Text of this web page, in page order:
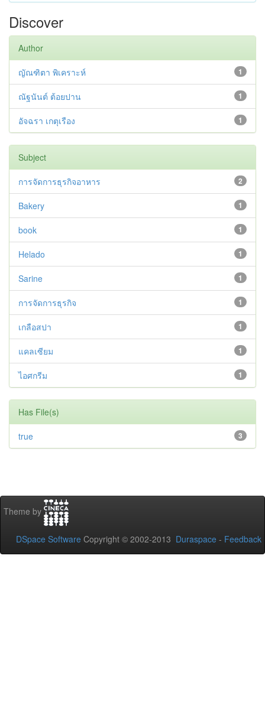
Discover
Author
1
ญัณฑิตา พิเคราะห์
1
ณัฐนันต์ ต้อยปาน
1
อัจฉรา เกตุเรือง
Subject
2
การจัดการธุรกิจอาหาร
1
Bakery
1
book
1
Helado
1
Sarine
1
การจัดการธุรกิจ
1
เกลือสปา
1
แคลเซียม
1
ไอศกรีม
Has File(s)
3
true
Theme by
DSpace Software Copyright © 2002-2013 Duraspace - Feedback